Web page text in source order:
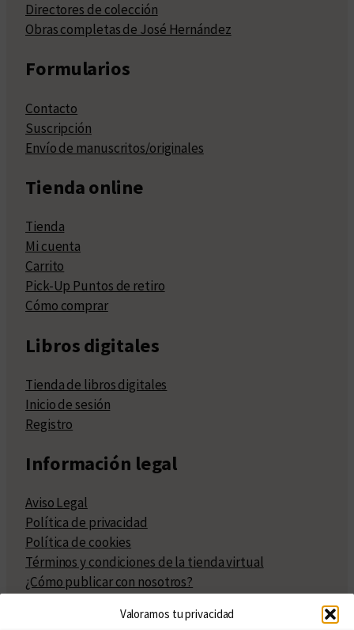
Valoramos tu privacidad
Directores de colección
Obras completas de José Hernández
Formularios
Contacto
Suscripción
Envío de manuscritos/originales
Tienda online
Tienda
Mi cuenta
Carrito
Pick-Up Puntos de retiro
Cómo comprar
Libros digitales
Tienda de libros digitales
Inicio de sesión
Registro
Información legal
Aviso Legal
Política de privacidad
Política de cookies
Términos y condiciones de la tienda virtual
¿Cómo publicar con nosotros?
Políticas de publicación